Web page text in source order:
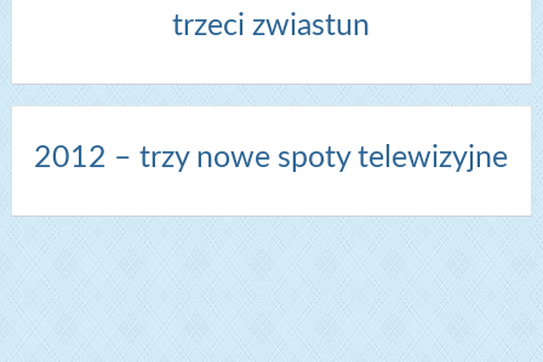
trzeci zwiastun
2012 – trzy nowe spoty telewizyjne